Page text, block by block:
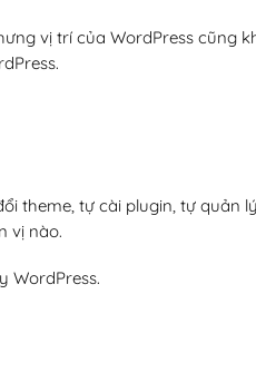
vị trí của WordPress cũng
theme, tự cài plugin, tự quản
vị nào.
WordPress.